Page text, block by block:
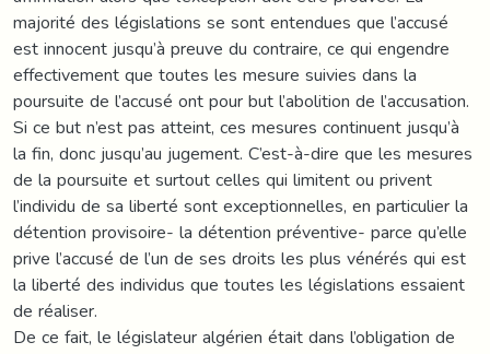
majorité des législations se sont entendues que l’accusé
est innocent jusqu’à preuve du contraire, ce qui engendre
effectivement que toutes les mesure suivies dans la
poursuite de l’accusé ont pour but l’abolition de l’accusation.
Si ce but n’est pas atteint, ces mesures continuent jusqu’à
la fin, donc jusqu’au jugement. C’est-à-dire que les mesures
de la poursuite et surtout celles qui limitent ou privent
l’individu de sa liberté sont exceptionnelles, en particulier la
détention provisoire- la détention préventive- parce qu’elle
prive l’accusé de l’un de ses droits les plus vénérés qui est
la liberté des individus que toutes les législations essaient
de réaliser.
De ce fait, le législateur algérien était dans l’obligation de